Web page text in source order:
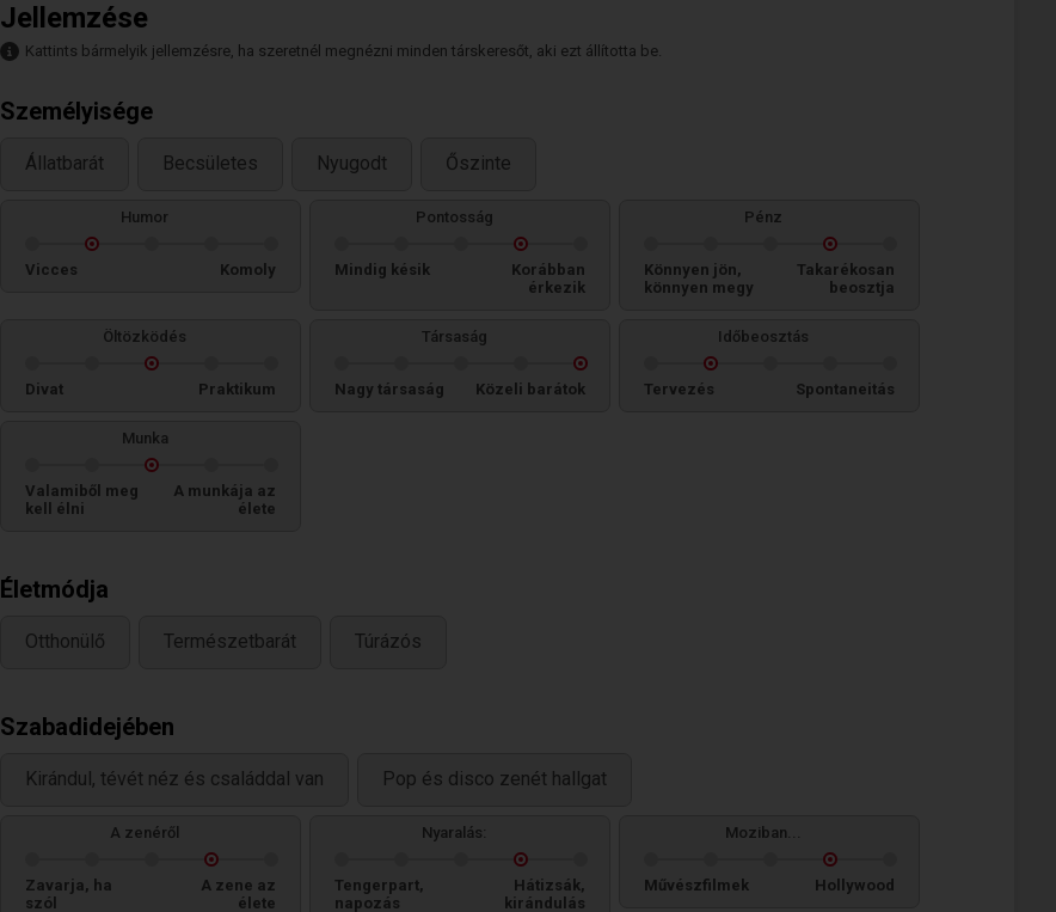
Jellemzése
Kattints bármelyik jellemzésre, ha szeretnél megnézni minden társkeresőt, aki ezt állította be.
Személyisége
Állatbarát Becsületes Nyugodt Őszinte
Humor
Vicces Komoly
Pontosság
Mindig késik
Korábban
érkezik
Pénz
Könnyen jön,
könnyen megy
Takarékosan
beosztja
Öltözködés
Divat Praktikum
Társaság
Nagy társaság Közeli barátok
Időbeosztás
Tervezés Spontaneitás
Munka
Valamiből meg
kell élni
A munkája az
élete
Életmódja
Otthonülő Természetbarát Túrázós
Szabadidejében
Kirándul, tévét néz és családdal van Pop és disco zenét hallgat
A zenéről
Zavarja, ha
szól
A zene az
élete
Nyaralás:
Tengerpart,
napozás
Hátizsák,
kirándulás
Moziban...
Művészfilmek Hollywood